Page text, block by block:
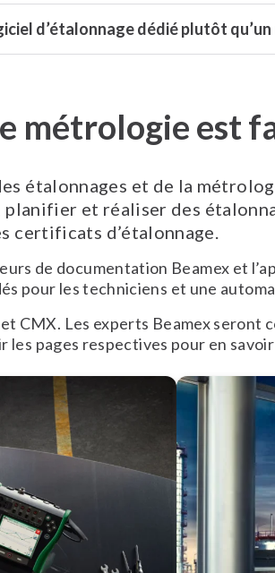
d’étalonnage dédié plutôt qu’un
métrologie est
étalonnages et de la
et réaliser des
certificats d’étalonnage.
de documentation Beamex et
pour les techniciens et une
CMX. Les experts Beamex seront
les pages respectives pour en